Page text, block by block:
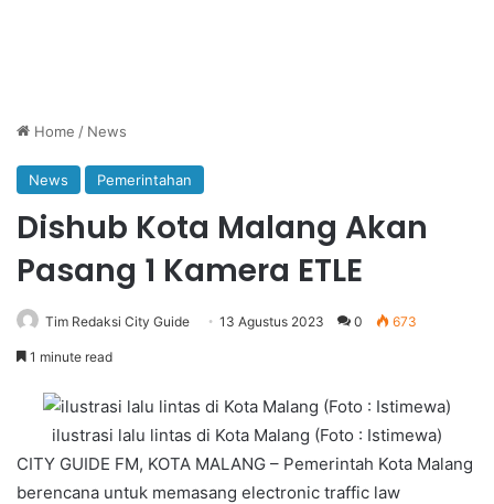
Home / News
News Pemerintahan
Dishub Kota Malang Akan
Pasang 1 Kamera ETLE
Tim Redaksi City Guide 13 Agustus 2023 0 673
1 minute read
ilustrasi lalu lintas di Kota Malang (Foto : Istimewa)
CITY GUIDE FM, KOTA MALANG – Pemerintah Kota Malang
berencana untuk memasang electronic traffic law